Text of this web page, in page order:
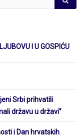
I U GOSPIĆU
Srbi prihvatili
državu u državi”
i Dan hrvatskih